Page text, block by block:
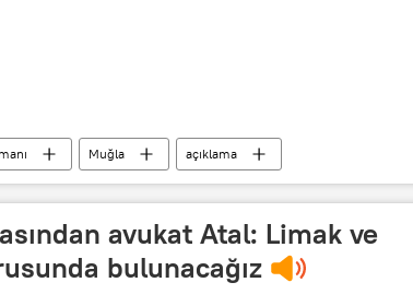
Muğla açıklama
avukat Atal: Limak ve
bulunacağız